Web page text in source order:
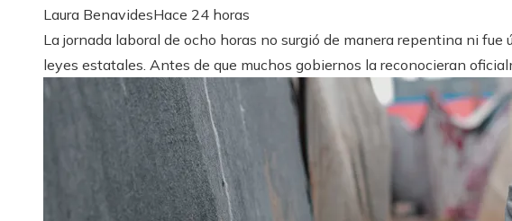
Laura BenavidesHace 24 horas
La jornada laboral de ocho horas no surgió de manera repentina ni fue
leyes estatales. Antes de que muchos gobiernos la reconocieran